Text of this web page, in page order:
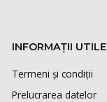
INFORMAȚII UTILE
Termeni și condiții
Prelucrarea datelor